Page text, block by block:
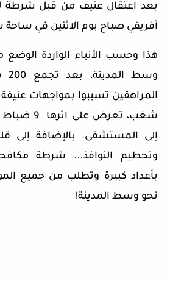
بعد اعتقال عنيف من قبل شرطة
أفريقي صباح يوم الاثنين في ساحة
هذا وحسب الأنباء الواردة الوضع
المراهقين تسببوا بمواجهات
شغب، تعرض
إلى المستشفى. بالإضافة إلى
وتحطيم النوافذ... شرطة
بأعداد كبيرة وتطلب من جميع
نحو وسط المدينة!